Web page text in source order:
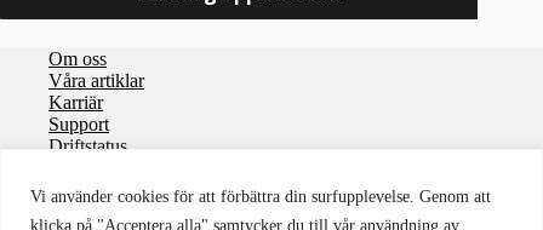
Vi använder cookies för att förbättra din surfupplevelse. Genom att
klicka på "Acceptera alla" samtycker du till vår användning av
Om oss
Våra artiklar
Karriär
Support
Driftstatus
Integritetspolicy
Användaravtal